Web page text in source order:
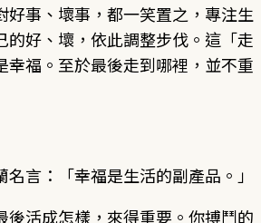
好事、壞事，都一笑置之，專注生
的好、壞，依此調整步伐。這「走
幸福。至於最後走到哪裡，並不重
言：「幸福是生活的副產品。」
後活成怎樣，來得重要。你搏鬥的